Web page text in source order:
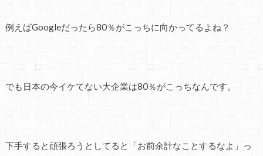
例えばGoogleだったら80％がこっちに向かってるよね？
でも日本の今イケてない大企業は80％がこっちなんです。
下手すると頑張ろうとしてると「お前余計なことするなよ」っ